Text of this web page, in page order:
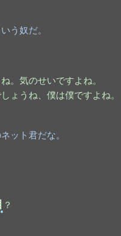
う奴だ。
。気のせいですよね。
ょうね、僕は僕ですよね。
ット君だな。
？